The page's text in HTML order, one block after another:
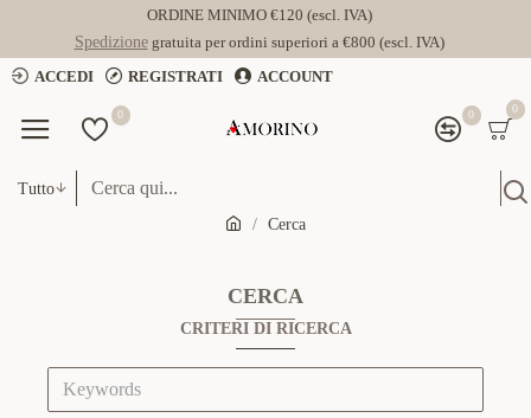
ORDINE MINIMO €120 (escl. IVA)
Spedizionegratuita per ordini superiori a €800 (escl. IVA)
ACCEDI
REGISTRATI ACCOUNT
0 0 0
Tutto
Cerca
CERCA
CRITERI DI RICERCA